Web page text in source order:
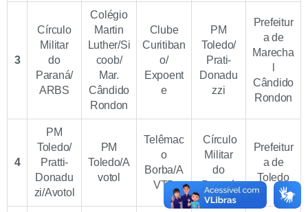
3
Círculo
Militar
do
Paraná/
ARBS
Colégio
Martin
Luther/Si
coob/
Mar.
Cândido
Rondon
Clube
Curitiban
o/
Expoent
e
PM
Toledo/
Prati-
Donadu
zzi
Prefeitur
a de
Marecha
Cândido
Rondon
4
PM
Toledo/
Pratti-
Donadu
zi/Avotol
PM
Toledo/A
votol
Telêmac
o
Borba/A
VTB
Círculo
Militar
do
Paraná
Prefeitur
a de
Toledo